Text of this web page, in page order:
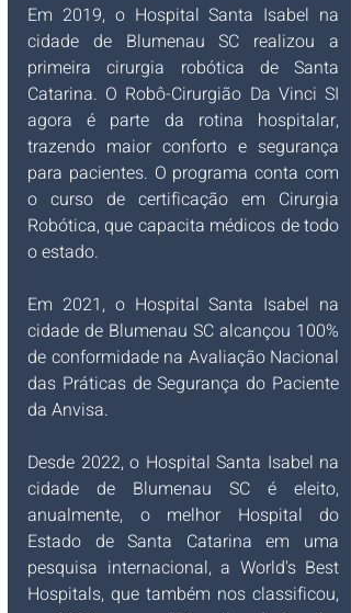
Em 2019, o Hospital Santa Isabel na
cidade de Blumenau SC realizou a
primeira cirurgia robótica de Santa
Catarina. O Robô-Cirurgião Da Vinci SI
agora é parte da rotina hospitalar,
trazendo maior conforto e segurança
para pacientes. O programa conta com
o curso de certificação em Cirurgia
Robótica, que capacita médicos de todo
o estado.
Em 2021, o Hospital Santa Isabel na
cidade de Blumenau SC alcançou 100%
de conformidade na Avaliação Nacional
das Práticas de Segurança do Paciente
da Anvisa.
Desde 2022, o Hospital Santa Isabel na
cidade de Blumenau SC é eleito,
anualmente, o melhor Hospital do
Estado de Santa Catarina em uma
pesquisa internacional, a World's Best
Hospitals, que também nos classificou,